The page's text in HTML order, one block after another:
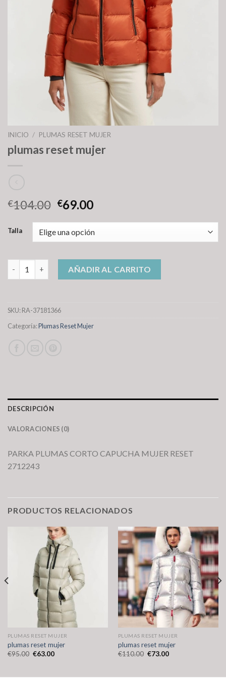
INICIO / PLUMAS RESET MUJER
plumas reset mujer
€104.00 €69.00
Talla
plumas reset mujer cantidadAÑADIR AL CARRITO
SKU:RA-37181366
Categoría:Plumas Reset Mujer
DESCRIPCIÓN
VALORACIONES (0)
PARKA PLUMAS CORTO CAPUCHA MUJER RESET
2712243
PRODUCTOS RELACIONADOS
PLUMAS RESET MUJER
plumas reset mujer
€95.00 €63.00
PLUMAS RESET MUJER
plumas reset mujer
€110.00 €73.00